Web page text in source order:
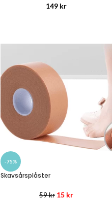
149 kr
-75%
Skavsårsplåster
59kr 15 kr